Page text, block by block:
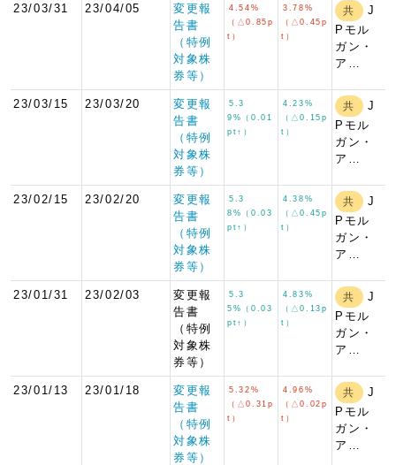
23/03/31 23/04/05
変更報
告書
（特例
対象株
券等）
4.54%
（△0.85p
t）
3.78%
（△0.45p
t）
共
J
Pモル
ガン・
ア…
23/03/15 23/03/20
変更報
告書
（特例
対象株
券等）
5.3
9%（0.01
pt↑）
4.23%
（△0.15p
t）
共
J
Pモル
ガン・
ア…
23/02/15 23/02/20
変更報
告書
（特例
対象株
券等）
5.3
8%（0.03
pt↑）
4.38%
（△0.45p
t）
共
J
Pモル
ガン・
ア…
23/01/31 23/02/03
変更報
告書
（特例
対象株
券等）
5.3
5%（0.03
pt↑）
4.83%
（△0.13p
t）
共
J
Pモル
ガン・
ア…
23/01/13 23/01/18
変更報
告書
（特例
対象株
券等）
5.32%
（△0.31p
t）
4.96%
（△0.02p
t）
共
J
Pモル
ガン・
ア…